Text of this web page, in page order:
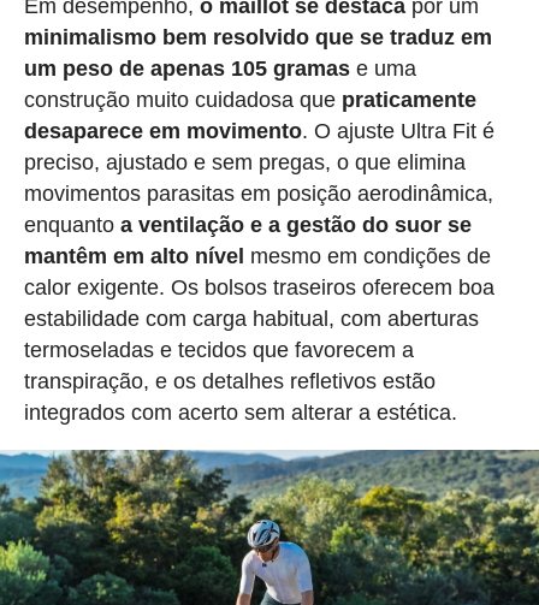
Em desempenho, o maillot se destacapor um
minimalismo bem resolvido que se traduz em
um peso de apenas 105 gramase uma
construção muito cuidadosa que praticamente
desaparece em movimento. O ajuste Ultra Fit é
preciso, ajustado e sem pregas, o que elimina
movimentos parasitas em posição aerodinâmica,
enquanto a ventilação e a gestão do suor se
mantêm em alto nível mesmo em condições de
calor exigente. Os bolsos traseiros oferecem boa
estabilidade com carga habitual, com aberturas
termoseladas e tecidos que favorecem a
transpiração, e os detalhes refletivos estão
integrados com acerto sem alterar a estética.